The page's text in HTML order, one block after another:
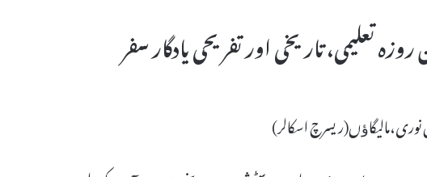
روزہ تعلیمی، تاریخی اور تفریحی یادگار سفر
اسکالر)